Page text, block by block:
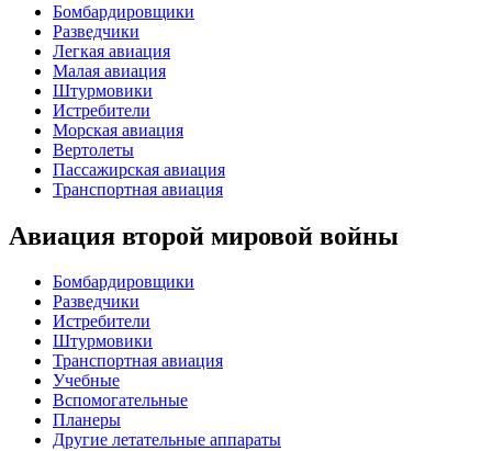
Бомбардировщики
Разведчики
Легкая авиация
Малая авиация
Штурмовики
Истребители
Морская авиация
Вертолеты
Пассажирская авиация
Транспортная авиация
Авиация второй мировой войны
Бомбардировщики
Разведчики
Истребители
Штурмовики
Транспортная авиация
Учебные
Вспомогательные
Планеры
Другие летательные аппараты